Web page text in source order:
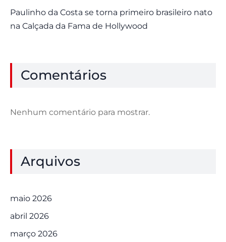
Paulinho da Costa se torna primeiro brasileiro nato
na Calçada da Fama de Hollywood
Comentários
Nenhum comentário para mostrar.
Arquivos
maio 2026
abril 2026
março 2026